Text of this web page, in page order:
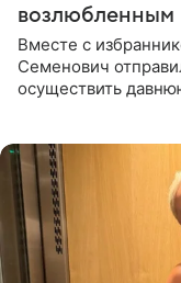
возлюбленным
Вместе с
Семенович
осуществить